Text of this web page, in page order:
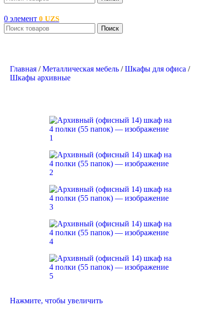
0 элемент 0 UZS
Поиск
Главная / Металлическая мебель / Шкафы для офиса /
Шкафы архивные
Нажмите, чтобы увеличить